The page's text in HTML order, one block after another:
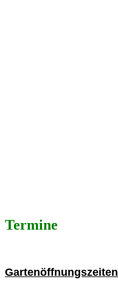
Termine
Gartenöffnungszeiten